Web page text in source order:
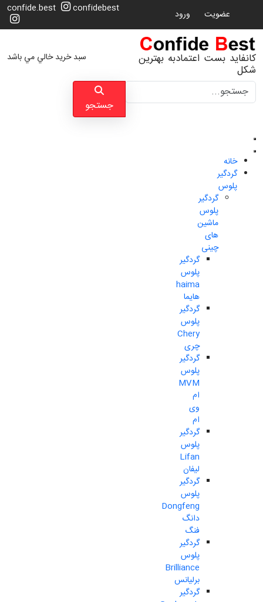
عضویت ورود confide.best confidebest
کانفاید بست اعتمادبه بهترین
شکل
جستجو
جستجو
سبد خرید خالي مي باشد
خانه
گردگیر
پلوس
گردگیر
پلوس
ماشین
های
چینی
گردگیر
پلوس
haima
هایما
گردگیر
پلوس
Chery
چری
گردگیر
پلوس
MVM
ام
وی
ام
گردگیر
پلوس
Lifan
لیفان
گردگیر
پلوس
Dongfeng
دانگ
فنگ
گردگیر
پلوس
Brilliance
برلیانس
گردگیر